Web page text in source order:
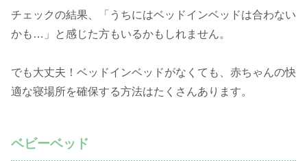
チェックの結果、「うちにはベッドインベッドは合わない
かも…」と感じた方もいるかもしれません。
でも大丈夫！ベッドインベッドがなくても、赤ちゃんの快
適な寝場所を確保する方法はたくさんあります。
ベビーベッド